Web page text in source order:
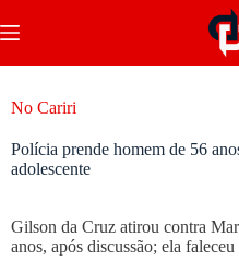
No Cariri
Polícia prende homem de 56
adolescente
Gilson da Cruz atirou contra
anos, após discussão; ela